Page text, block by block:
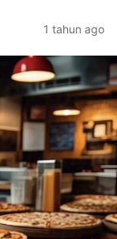
1 tahun ago